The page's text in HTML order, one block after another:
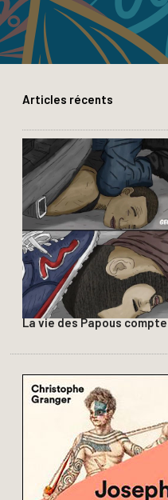
Articles récents
La vie des Papous compte